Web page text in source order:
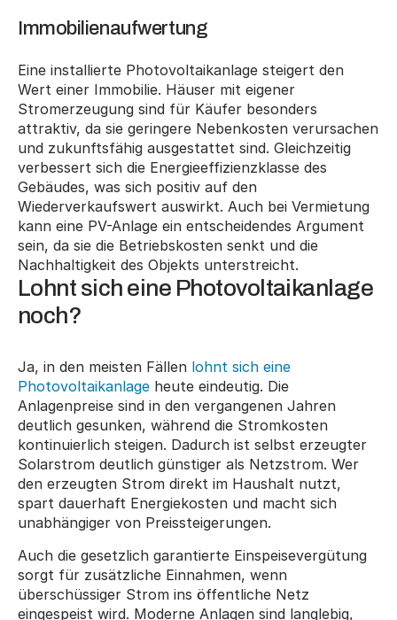
Immobilienaufwertung
Eine installierte Photovoltaikanlage steigert den
Wert einer Immobilie. Häuser mit eigener
Stromerzeugung sind für Käufer besonders
attraktiv, da sie geringere Nebenkosten verursachen
und zukunftsfähig ausgestattet sind. Gleichzeitig
verbessert sich die Energieeffizienzklasse des
Gebäudes, was sich positiv auf den
Wiederverkaufswert auswirkt. Auch bei Vermietung
kann eine PV-Anlage ein entscheidendes Argument
sein, da sie die Betriebskosten senkt und die
Nachhaltigkeit des Objekts unterstreicht.
Lohnt sich eine Photovoltaikanlage
noch?
Ja, in den meisten Fällen lohnt sich eine
Photovoltaikanlage heute eindeutig. Die
Anlagenpreise sind in den vergangenen Jahren
deutlich gesunken, während die Stromkosten
kontinuierlich steigen. Dadurch ist selbst erzeugter
Solarstrom deutlich günstiger als Netzstrom. Wer
den erzeugten Strom direkt im Haushalt nutzt,
spart dauerhaft Energiekosten und macht sich
unabhängiger von Preissteigerungen.
Auch die gesetzlich garantierte Einspeisevergütung
sorgt für zusätzliche Einnahmen, wenn
überschüssiger Strom ins öffentliche Netz
eingespeist wird. Moderne Anlagen sind langlebig,